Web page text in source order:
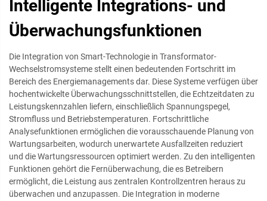
Intelligente Integrations- und
Überwachungsfunktionen
Die Integration von Smart-Technologie in Transformator-
Wechselstromsysteme stellt einen bedeutenden Fortschritt im
Bereich des Energiemanagements dar. Diese Systeme verfügen über
hochentwickelte Überwachungsschnittstellen, die Echtzeitdaten zu
Leistungskennzahlen liefern, einschließlich Spannungspegel,
Stromfluss und Betriebstemperaturen. Fortschrittliche
Analysefunktionen ermöglichen die vorausschauende Planung von
Wartungsarbeiten, wodurch unerwartete Ausfallzeiten reduziert
und die Wartungsressourcen optimiert werden. Zu den intelligenten
Funktionen gehört die Fernüberwachung, die es Betreibern
ermöglicht, die Leistung aus zentralen Kontrollzentren heraus zu
überwachen und anzupassen. Die Integration in moderne